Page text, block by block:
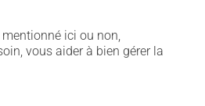
ici ou non,
vous aider à bien gérer la